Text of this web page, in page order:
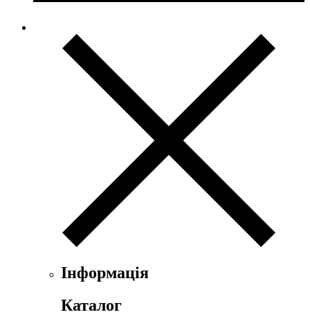
Інформація
Каталог